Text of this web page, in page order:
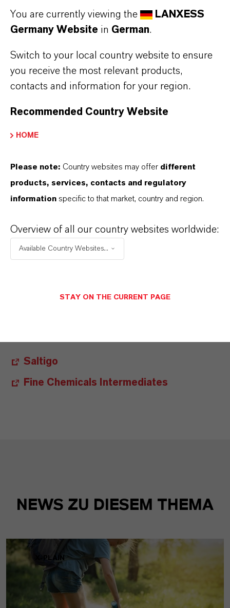
1,2,4-Triazol wird unter anderem für Agro- und
Pharmawirkstoffe eingesetzt. Unsere Kunden
schätzen besonders die konstant hohe Qualität
des Produktes, eine Grundvoraussetzung für
den Einsatz in Wirkstoffen.
Chlorformiate werden für die Synthese von
Toluidin Derivate werden unter anderem in
Harzen als Aushärtungsbeschleuniger
eingesetzt und sorgen für eine schnellere Nutz-
Saltigo
Fine Chemicals Intermediates
NEWS ZU DIESEM THEMA
X-PLAIN
You are currently viewing the
LANXESS
Germany Website in German.
Switch to your local country website to ensure
you receive the most relevant products,
contacts and information for your region.
Recommended Country Website
HOME
Please note: Country websites may offer different
products, services, contacts and regulatory
information specific to that market, country and region.
Overview of all our country websites worldwide:
Available Country Websites...
STAY ON THE CURRENT PAGE